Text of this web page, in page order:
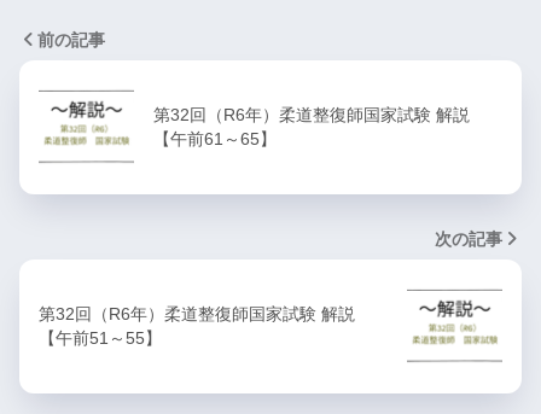
前の記事
第32回（R6年）柔道整復師国家試験 解説
【午前61～65】
次の記事
第32回（R6年）柔道整復師国家試験 解説
【午前51～55】